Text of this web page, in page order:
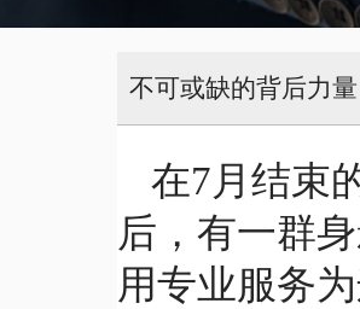
不可或缺的背后力
在7月结束
后，有一群
用专业服务